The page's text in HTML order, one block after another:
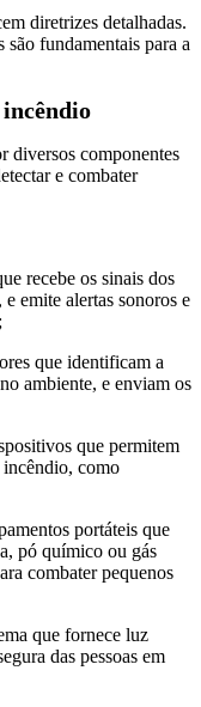
diretrizes detalhadas.
são fundamentais para a
incêndio
diversos componentes
e combater
recebe os sinais dos
emite alertas sonoros e
que identificam a
ambiente, e enviam os
que permitem
incêndio, como
portáteis que
pó químico ou gás
combater pequenos
que fornece luz
das pessoas em